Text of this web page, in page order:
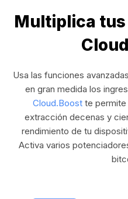
Multiplica
Usa las funciones
en gran medida los
Cloud.Boost te permite
extracción decenas y
rendimiento de tu
Activa varios